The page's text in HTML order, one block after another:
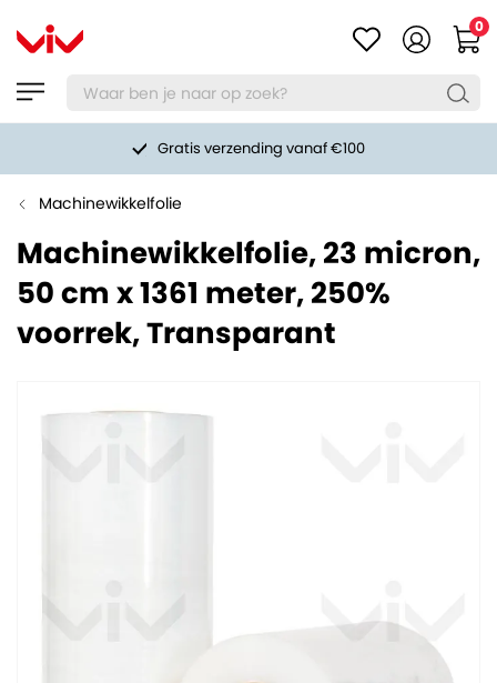
0
Gratis verzending vanaf €100
Machinewikkelfolie
Machinewikkelfolie, 23 micron,
50 cm x 1361 meter, 250%
voorrek, Transparant